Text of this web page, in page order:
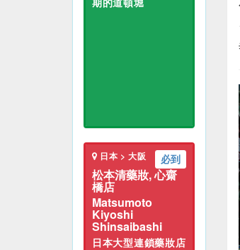
必到
日本 > 大阪
松本清藥妝, 心齋
橋店
Matsumoto
Kiyoshi
Shinsaibashi
日本大型連鎖藥妝店